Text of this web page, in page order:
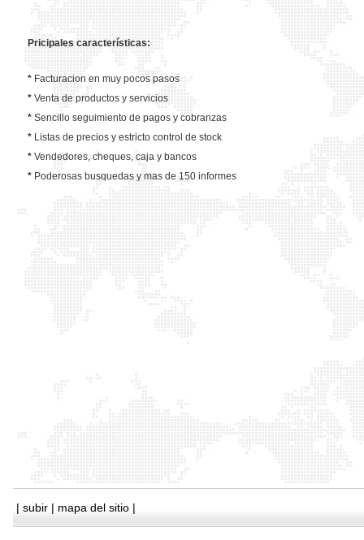
Pricipales características:
* Facturacion en muy pocos pasos
* Venta de productos y servicios
* Sencillo seguimiento de pagos y cobranzas
* Listas de precios y estricto control de stock
* Vendedores, cheques, caja y bancos
* Poderosas busquedas y mas de 150 informes
| subir | mapa del sitio |